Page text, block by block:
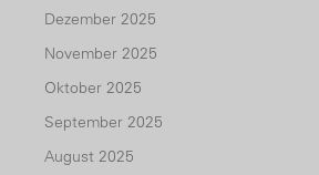
Dezember 2025
November 2025
Oktober 2025
September 2025
August 2025